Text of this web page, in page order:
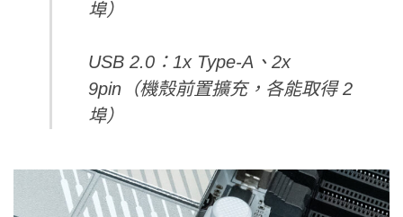
埠）
USB 2.0：1x Type-A、2x
9pin（機殼前置擴充，各能取得 2
埠）